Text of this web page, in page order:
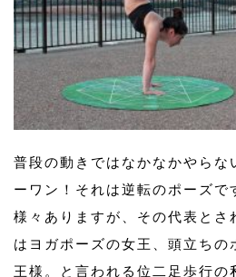
普段の動きではなかなかやらな
ーワン！それは逆転のポーズで
様々ありますが、その代表とさ
はヨガポーズの女王、頭立ちの
王様。と言われる位二足歩行の